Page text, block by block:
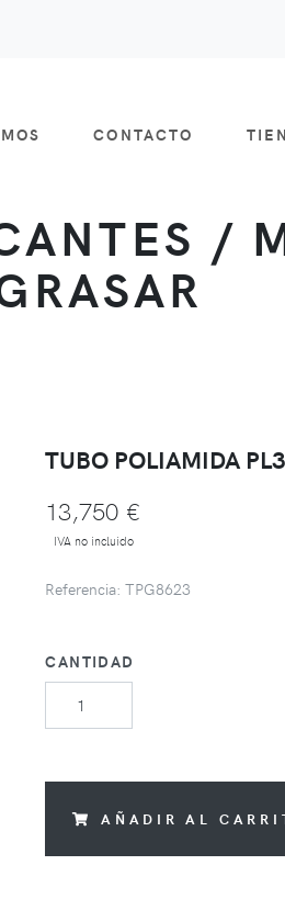
CONTACTO
/
TUBO POLIAMIDA
13,750 €
IVA no incluido
Referencia: TPG8623
CANTIDAD
AÑADIR AL